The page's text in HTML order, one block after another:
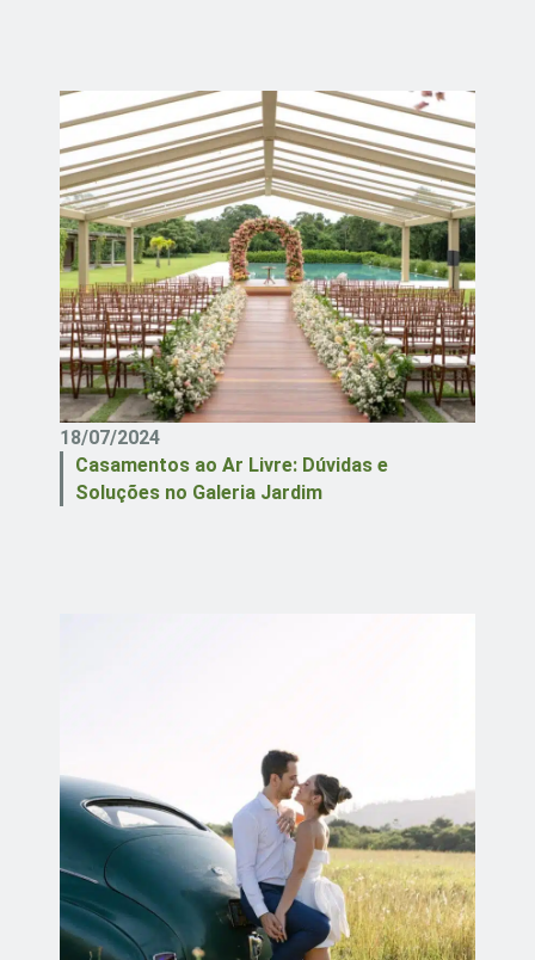
18/07/2024
Casamentos ao Ar Livre: Dúvidas e
Soluções no Galeria Jardim